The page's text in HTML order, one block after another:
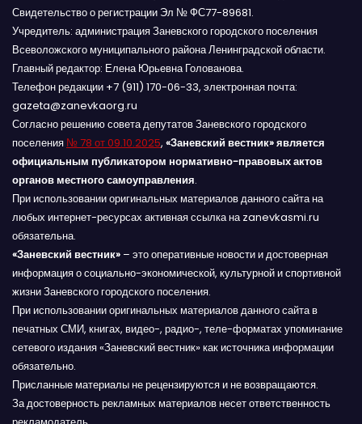
Свидетельство о регистрации Эл № ФС77-89681.
Учредитель: администрация Заневского городского поселения
Всеволожского муниципального района Ленинградской области.
Главный редактор: Елена Юрьевна Голованова.
Телефон редакции +7 (911) 170-06-33, электронная почта:
gazeta@zanevkaorg.ru
Согласно решению совета депутатов Заневского городского
поселения № 78 от 09.10.2025, «Заневский вестник» является
официальным публикатором нормативно-правовых актов
органов местного самоуправления.
При использовании оригинальных материалов данного сайта на
любых интернет-ресурсах активная ссылка на zanevkasmi.ru
обязательна.
«Заневский вестник» – это оперативные новости и достоверная
информация о социально-экономической, культурной и спортивной
жизни Заневского городского поселения.
При использовании оригинальных материалов данного сайта в
печатных СМИ, книгах, видео-, радио-, теле-форматах упоминание
сетевого издания «Заневский вестник» как источника информации
обязательно.
Присланные материалы не рецензируются и не возвращаются.
За достоверность рекламных материалов несет ответственность